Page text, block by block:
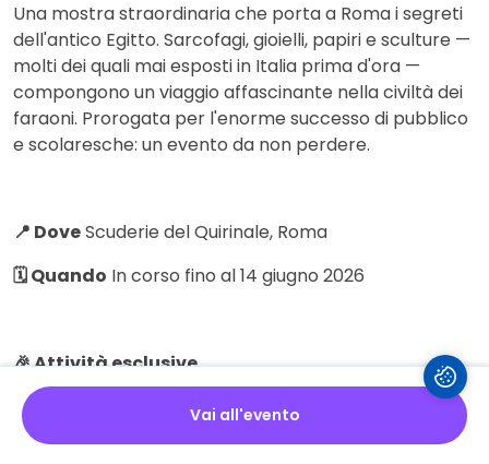
Una mostra straordinaria che porta a Roma i segreti
dell'antico Egitto. Sarcofagi, gioielli, papiri e sculture —
molti dei quali mai esposti in Italia prima d'ora —
compongono un viaggio affascinante nella civiltà dei
faraoni. Prorogata per l'enorme successo di pubblico
e scolaresche: un evento da non perdere.
📍 DoveScuderie del Quirinale, Roma
🗓 Quando In corso fino al 14 giugno 2026
🎉 Attività esclusive
Esposizione di sarcofagi, gioielli, papiri e sculture
inedite in Italia, percorso tematico sull'antico Egitto,
Vai all'evento